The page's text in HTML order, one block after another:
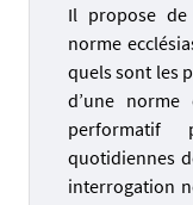
Il propose
norme
quels sont les
d’une
performatif
quotidiennes
interrogation